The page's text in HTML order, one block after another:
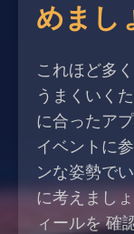
めまし
これほど多
うまくいく
に合ったア
イベントに
ンな姿勢で
に考えまし
ィールを 確